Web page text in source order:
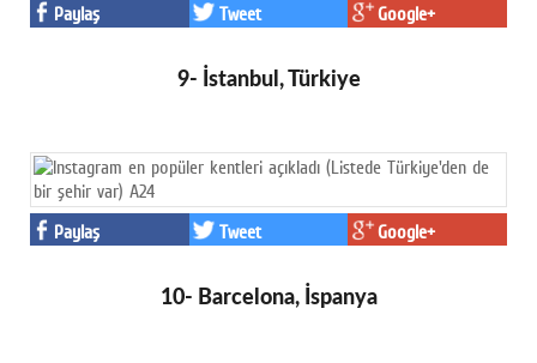
Paylaş Tweet Google+
9- İstanbul, Türkiye
Paylaş Tweet Google+
10- Barcelona, İspanya